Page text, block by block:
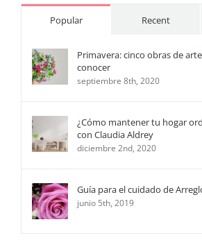
Popular Recent
Primavera: cinco obras de
conocer
septiembre 8th, 2020
¿Cómo mantener tu hogar
con Claudia Aldrey
diciembre 2nd, 2020
Guía para el cuidado de
junio 5th, 2019